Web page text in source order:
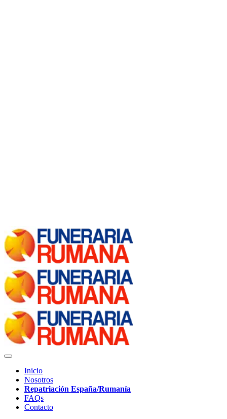
Inicio
Nosotros
Repatriación España/Rumanía
FAQs
Contacto